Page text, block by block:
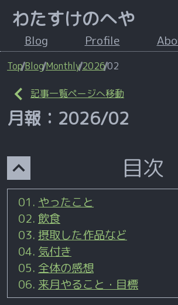
わたすけのへや
Blog Profile
TopBlogMonthly202602
記事一覧ページへ移動
月報： 2026/02
目次
やったこと
飲食
摂取した作品など
気付き
全体の感想
来月やること・目標